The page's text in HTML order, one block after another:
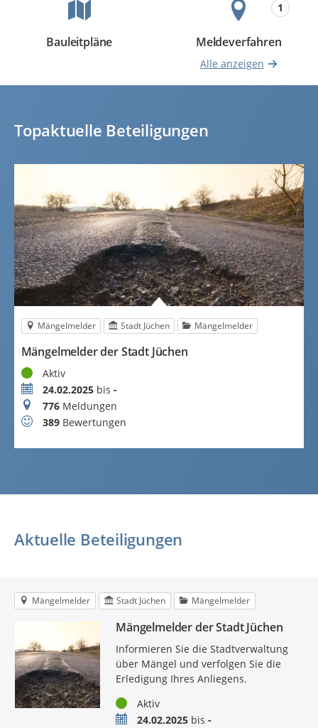
Bauleitpläne Meldeverfahren
1
Beteiligungen
Alle anzeigen
Topaktuelle Beteiligungen
Mängelmelder Stadt Jüchen Mängelmelder
Mängelmelder der Stadt Jüchen
StatusAktiv
Zeitraum24.02.2025bis -
Meldungen
776Meldungen
Bewertungen
389Bewertungen
Aktuelle Beteiligungen
Mängelmelder Stadt Jüchen Mängelmelder
Mängelmelder der Stadt Jüchen
Informieren Sie die Stadtverwaltung
über Mängel und verfolgen Sie die
Erledigung Ihres Anliegens.
StatusAktiv
Zeitraum24.02.2025bis -